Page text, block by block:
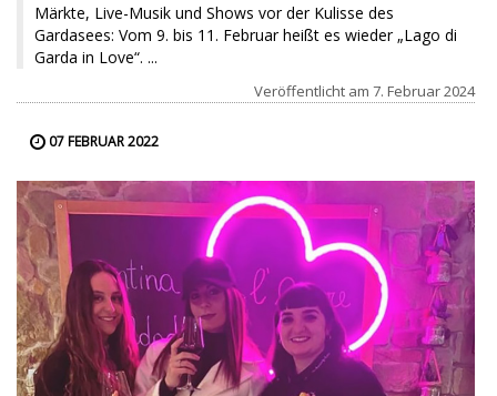
Märkte, Live-Musik und Shows vor der Kulisse des
Gardasees: Vom 9. bis 11. Februar heißt es wieder „Lago di
Garda in Love“. ...
Veröffentlicht am 7. Februar 2024
07 FEBRUAR 2022